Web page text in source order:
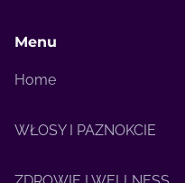
Menu
Home
WŁOSY I PAZNOKCIE